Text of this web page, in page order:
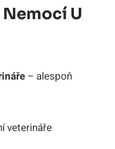
U
– alespoň
veterináře